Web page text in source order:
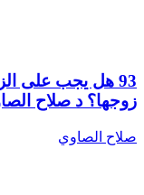
93 هل يجب على
زوجها؟ د صلاح
صلاح الصاوي